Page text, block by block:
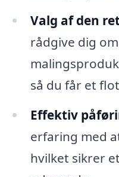
Valg af den
rådgive dig
så du får et
Effektiv
erfaring med
hvilket sikrer